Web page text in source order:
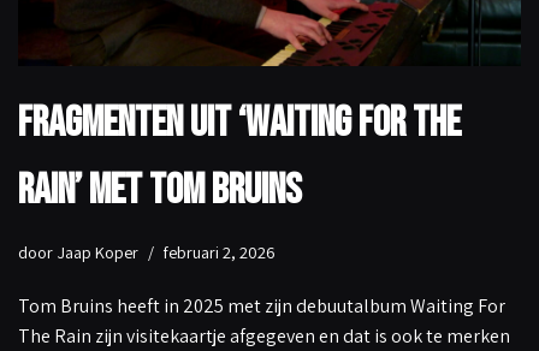
Fragmenten uit ‘Waiting For The
Rain’ met Tom Bruins
door Jaap Koper februari 2, 2026
Tom Bruins heeft in 2025 met zijn debuutalbum Waiting For
The Rain zijn visitekaartje afgegeven en dat is ook te merken